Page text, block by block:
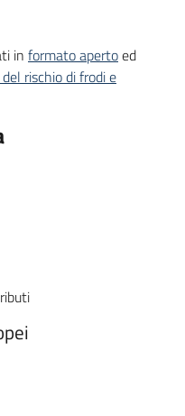
in formato apertoed
rischio di frodi e